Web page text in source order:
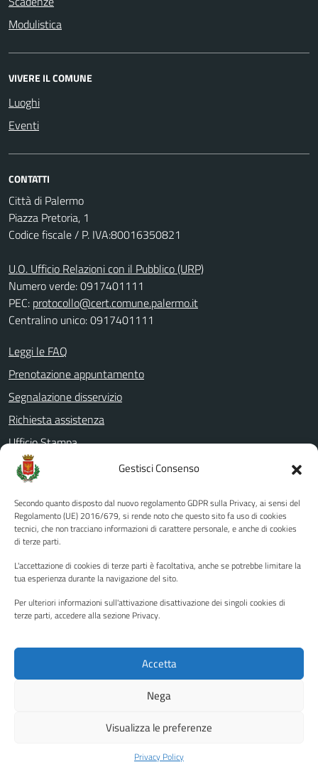
Gestisci Consenso
Secondo quanto disposto dal nuovo regolamento GDPR sulla Privacy, ai sensi del
Regolamento (UE) 2016/679, si rende noto che questo sito fa uso di cookies
tecnici, che non tracciano informazioni di carattere personale, e anche di cookies
di terze parti.
L'accettazione di cookies di terze parti è facoltativa, anche se potrebbe limitare la
tua esperienza durante la navigazione del sito.
Per ulteriori informazioni sull'attivazione disattivazione dei singoli cookies di
terze parti, accedere alla sezione Privacy.
Accetta
Nega
Visualizza le preferenze
Privacy Policy
Modulistica
VIVERE IL COMUNE
Luoghi
Eventi
CONTATTI
Città di Palermo
Piazza Pretoria, 1
Codice fiscale / P. IVA:80016350821
U.O. Ufficio Relazioni con il Pubblico (URP)
Numero verde: 0917401111
PEC: protocollo@cert.comune.palermo.it
Centralino unico: 0917401111
Leggi le FAQ
Prenotazione appuntamento
Segnalazione disservizio
Richiesta assistenza
Ufficio Stampa
Amministrazione Trasparente
Albo pretorio
Informativa privacy
Note legali
Piano di miglioramento del sito
Instagram